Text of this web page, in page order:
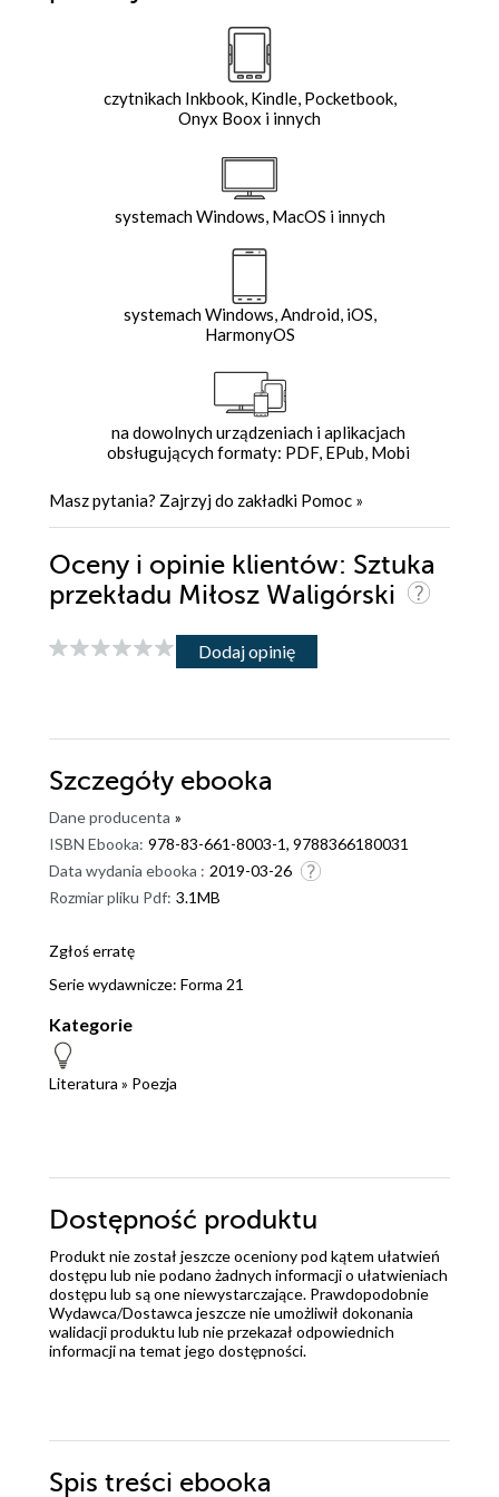
czytnikach Inkbook, Kindle, Pocketbook,
Onyx Boox i innych
systemach Windows, MacOS i innych
systemach Windows, Android, iOS,
HarmonyOS
na dowolnych urządzeniach i aplikacjach
obsługujących formaty: PDF, EPub, Mobi
Masz pytania? Zajrzyj do zakładki Pomoc »
Oceny i opinie klientów: Sztuka
przekładu Miłosz Waligórski
Dodaj opinię
Szczegóły ebooka
Dane producenta »
ISBN Ebooka: 978-83-661-8003-1, 9788366180031
Data wydania ebooka : 2019-03-26
Rozmiar pliku Pdf: 3.1MB
Zgłoś erratę
Serie wydawnicze: Forma 21
Kategorie
Literatura » Poezja
Dostępność produktu
Produkt nie został jeszcze oceniony pod kątem ułatwień
dostępu lub nie podano żadnych informacji o ułatwieniach
dostępu lub są one niewystarczające. Prawdopodobnie
Wydawca/Dostawca jeszcze nie umożliwił dokonania
walidacji produktu lub nie przekazał odpowiednich
informacji na temat jego dostępności.
Spis treści ebooka